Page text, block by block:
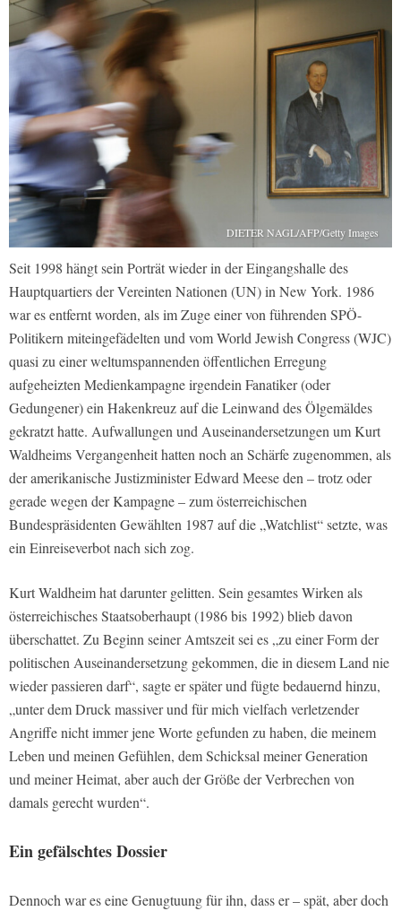
DIETER NAGL/AFP/Getty Images
Seit 1998 hängt sein Porträt wieder in der Eingangshalle des
Hauptquartiers der Vereinten Nationen (UN) in New York. 1986
war es entfernt worden, als im Zuge einer von führenden SPÖ-
Politikern miteingefädelten und vom World Jewish Congress (WJC)
quasi zu einer weltumspannenden öffentlichen Erregung
aufgeheizten Medienkampagne irgendein Fanatiker (oder
Gedungener) ein Hakenkreuz auf die Leinwand des Ölgemäldes
gekratzt hatte. Aufwallungen und Auseinandersetzungen um Kurt
Waldheims Vergangenheit hatten noch an Schärfe zugenommen, als
der amerikanische Justizminister Edward Meese den – trotz oder
gerade wegen der Kampagne – zum österreichischen
Bundespräsidenten Gewählten 1987 auf die „Watchlist“ setzte, was
ein Einreiseverbot nach sich zog.
Kurt Waldheim hat darunter gelitten. Sein gesamtes Wirken als
österreichisches Staatsoberhaupt (1986 bis 1992) blieb davon
überschattet. Zu Beginn seiner Amtszeit sei es „zu einer Form der
politischen Auseinandersetzung gekommen, die in diesem Land nie
wieder passieren darf“, sagte er später und fügte bedauernd hinzu,
„unter dem Druck massiver und für mich vielfach verletzender
Angriffe nicht immer jene Worte gefunden zu haben, die meinem
Leben und meinen Gefühlen, dem Schicksal meiner Generation
und meiner Heimat, aber auch der Größe der Verbrechen von
damals gerecht wurden“.
Ein gefälschtes Dossier
Dennoch war es eine Genugtuung für ihn, dass er – spät, aber doch